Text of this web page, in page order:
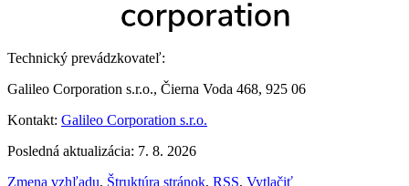
Technický prevádzkovateľ:
Galileo Corporation s.r.o., Čierna Voda 468, 925 06
Kontakt: Galileo Corporation s.r.o.
Posledná aktualizácia: 7. 8. 2026
Zmena vzhľadu, Štruktúra stránok, RSS, Vytlačiť